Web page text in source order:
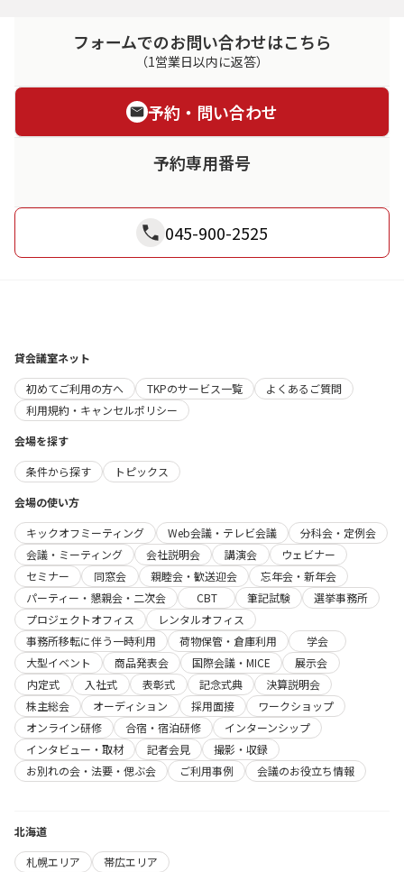
フォームでのお問い合わせはこちら
（1営業日以内に返答）
予約・問い合わせ
予約専用番号
045-900-2525
貸会議室ネット
初めてご利用の方へ
TKPのサービス一覧
よくあるご質問
利用規約・キャンセルポリシー
会場を探す
条件から探す
トピックス
会場の使い方
キックオフミーティング
Web会議・テレビ会議
分科会・定例会
会議・ミーティング
会社説明会 講演会
ウェビナー
セミナー
同窓会 親睦会・歓送迎会
忘年会・新年会
パーティー・懇親会・二次会
CBT 筆記試験
選挙事務所
プロジェクトオフィス
レンタルオフィス
事務所移転に伴う一時利用
荷物保管・倉庫利用
学会
大型イベント
商品発表会 国際会議・MICE
展示会
内定式
入社式 表彰式 記念式典
決算説明会
株主総会
オーディション 採用面接
ワークショップ
オンライン研修
合宿・宿泊研修
インターンシップ
インタビュー・取材
記者会見
撮影・収録
お別れの会・法要・偲ぶ会
ご利用事例 会議のお役立ち情報
北海道
札幌エリア
帯広エリア